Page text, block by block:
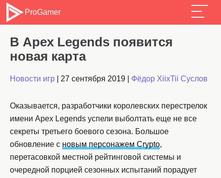
ProGamer
В Apex Legends появится
новая карта
Новости игр 27 сентября 2019 Фёдор XiixTii Суслов
Оказывается, разработчики королевских перестрелок
имени Apex Legends успели выболтать еще не все
секреты третьего боевого сезона. Большое
обновление с новым персонажем Crypto,
перетасовкой местной рейтинговой системы и
очередной порцией сезонных испытаний порадует